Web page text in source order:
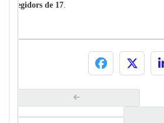
regidors de 17.